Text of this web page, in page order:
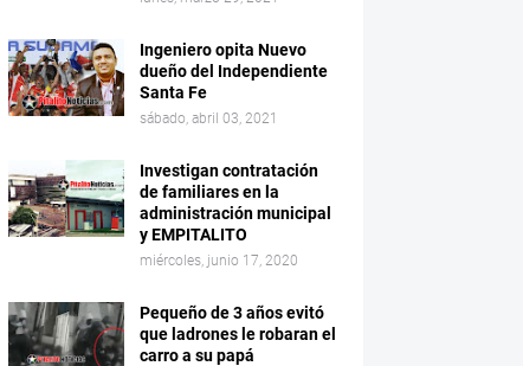
Ingeniero opita Nuevo
dueño del Independiente
Santa Fe
sábado, abril 03, 2021
Investigan contratación
de familiares en la
administración municipal
y EMPITALITO
miércoles, junio 17, 2020
Pequeño de 3 años evitó
que ladrones le robaran el
carro a su papá